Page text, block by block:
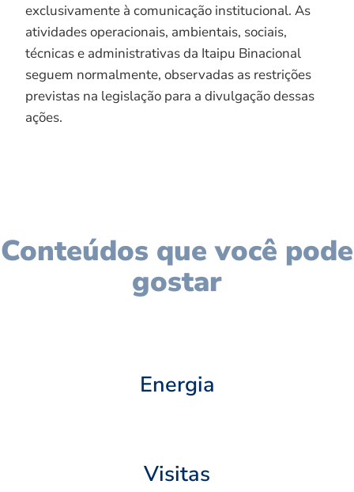
exclusivamente à comunicação institucional. As
atividades operacionais, ambientais, sociais,
técnicas e administrativas da Itaipu Binacional
seguem normalmente, observadas as restrições
previstas na legislação para a divulgação dessas
ações.
Conteúdos que você pode
gostar
Energia
Visitas